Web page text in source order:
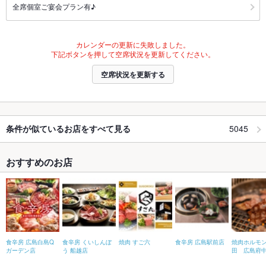
全席個室ご宴会プラン有♪
カレンダーの更新に失敗しました。
下記ボタンを押して空席状況を更新してください。
空席状況を更新する
条件が似ているお店をすべて見る 5045
おすすめのお店
食辛房 広島白島Q
ガーデン店
食辛房 くいしんぼ
う 船越店
焼肉 すご六 食辛房 広島駅前店
焼肉ホルモ
田 広島府